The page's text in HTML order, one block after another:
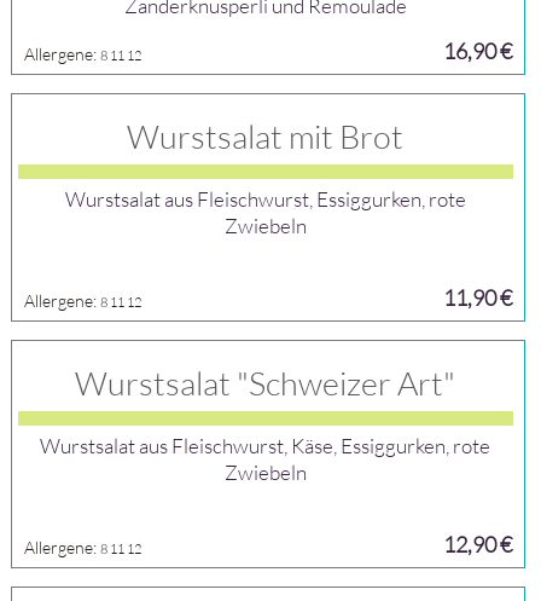
Zanderknusperli und Remoulade
16,90 €
Allergene: 8 11 12
Wurstsalat mit Brot
Wurstsalat aus Fleischwurst, Essiggurken, rote
Zwiebeln
11,90 €
Allergene: 8 11 12
Wurstsalat "Schweizer Art"
Wurstsalat aus Fleischwurst, Käse, Essiggurken, rote
Zwiebeln
12,90 €
Allergene: 8 11 12